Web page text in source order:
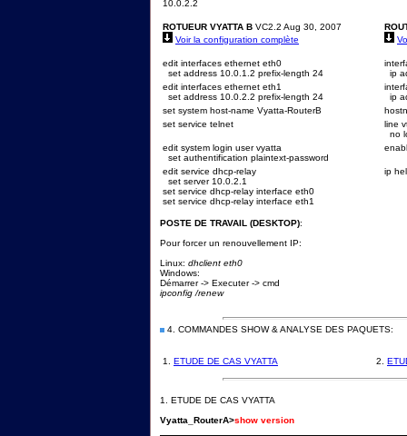
10.0.2.2
ROTUEUR VYATTA B VC2.2 Aug 30, 2007
Voir la configuration complète
edit interfaces ethernet eth0
set address 10.0.1.2 prefix-length 24
ip
edit interfaces ethernet eth1
set address 10.0.2.2 prefix-length 24
ip
set system host-name Vyatta-RouterB
set service telnet
line
no
edit system login user vyatta
set authentification plaintext-password
edit service dhcp-relay
set server 10.0.2.1
set service dhcp-relay interface eth0
set service dhcp-relay interface eth1
ip
POSTE DE TRAVAIL (DESKTOP):
Pour forcer un renouvellement IP:
Linux: dhclient eth0
Windows:
Démarrer -> Executer -> cmd
ipconfig /renew
4. COMMANDES SHOW & ANALYSE DES PAQUETS:
1. ETUDE DE CAS VYATTA 2.
1. ETUDE DE CAS VYATTA
Vyatta_RouterA>show version